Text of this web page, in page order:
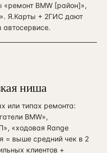
«ремонт BMW [район]»,
Я.Карты + 2ГИС дают
ниша
или типах ремонта:
BMW»,
«ходовая Range
= выше средний чек в 2
клиентов +